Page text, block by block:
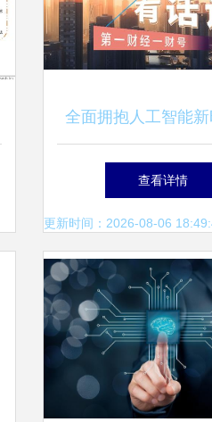
全面拥抱人工智能新
速培育北京特色新
北京市加快建设信息
创新发展高地行动方
读
查看详情
更新时间：2026-08-06